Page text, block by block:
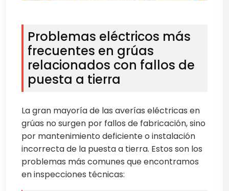
Problemas eléctricos más
frecuentes en grúas
relacionados con fallos de
puesta a tierra
La gran mayoría de las averías eléctricas en
grúas no surgen por fallos de fabricación, sino
por mantenimiento deficiente o instalación
incorrecta de la puesta a tierra. Estos son los
problemas más comunes que encontramos
en inspecciones técnicas: